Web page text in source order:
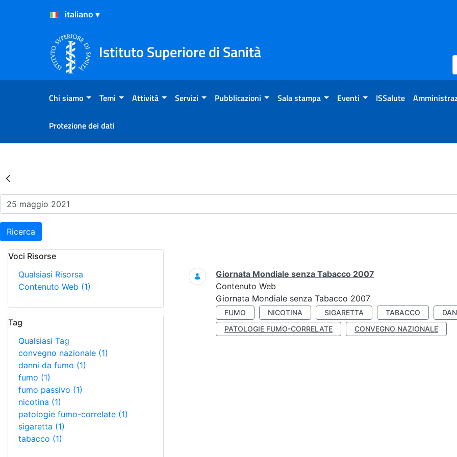
Salta al Contenuto
Salta al Footer
Istituto Superiore di Sanità
Chi siamo Temi Attività Servizi Pubblicazioni Sala stampa Eventi ISSalute
Protezione dei dati
Risultati della Ricerca - Eventi
Ricerca
Voci Risorse
Qualsiasi Risorsa
Contenuto Web (1)
Tag
Qualsiasi Tag
convegno nazionale (1)
danni da fumo (1)
fumo (1)
fumo passivo (1)
nicotina (1)
patologie fumo-correlate (1)
sigaretta (1)
tabacco (1)
Ricerca
Giornata Mondiale senza Tabacco 2007
Contenuto Web
Giornata Mondiale senza Tabacco 2007
FUMO NICOTINA SIGARETTA TABACCO
PATOLOGIE FUMO-CORRELATE
CONVEGNO NAZIONALE